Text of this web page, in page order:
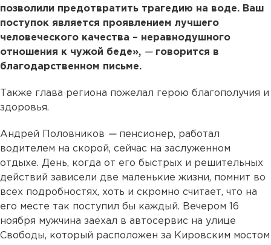
позволили предотвратить трагедию на воде. Ваш
поступок является проявлением лучшего
человеческого качества – неравнодушного
отношения к чужой беде», —говорится в
благодарственном письме.
Также глава региона пожелал герою благополучия и
здоровья.
Андрей Половников —пенсионер, работал
водителем на скорой, сейчас на заслуженном
отдыхе. День, когда от его быстрых и решительных
действий зависели две маленькие жизни, помнит во
всех подробностях, хоть и скромно считает, что на
его месте так поступил бы каждый. Вечером 16
ноября мужчина заехал в автосервис на улице
Свободы, который расположен за Кировским мостом